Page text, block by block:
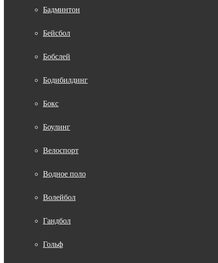
Бадминтон
Бейсбол
Бобслей
Бодибилдинг
Бокс
Боулинг
Велоспорт
Водное поло
Волейбол
Гандбол
Гольф